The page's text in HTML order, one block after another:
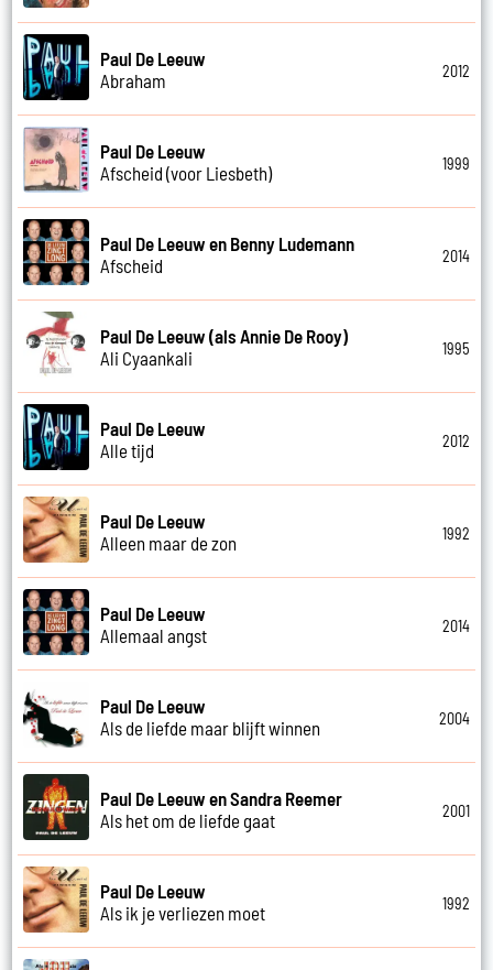
Paul De Leeuw
Abraham
2012
Paul De Leeuw
Afscheid (voor Liesbeth)
1999
Paul De Leeuw en Benny Ludemann
Afscheid
2014
Paul De Leeuw (als Annie De Rooy)
Ali Cyaankali
1995
Paul De Leeuw
Alle tijd
2012
Paul De Leeuw
Alleen maar de zon
1992
Paul De Leeuw
Allemaal angst
2014
Paul De Leeuw
Als de liefde maar blijft winnen
2004
Paul De Leeuw en Sandra Reemer
Als het om de liefde gaat
2001
Paul De Leeuw
Als ik je verliezen moet
1992